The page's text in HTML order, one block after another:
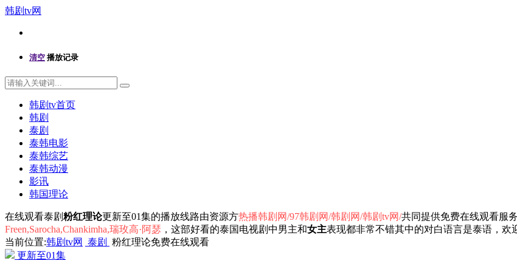
韩剧tv网
清空 播放记录
韩剧tv首页
韩剧
泰剧
泰韩电影
泰韩综艺
泰韩动漫
影讯
韩国理论
在线观看泰剧粉红理论更新至01集的播放线路由资源方热播韩剧网/97韩剧网/韩剧网/韩剧tv网/共同提供免费在线观看服
Freen,Sarocha,Chankimha,瑞玫高·阿瑟 ，这部好看的泰国电视剧中男主和女主表现都非常不错其中的对白语言是泰语，欢
当前位置:韩剧tv网 泰剧
粉红理论免费在线观看
更新至01集